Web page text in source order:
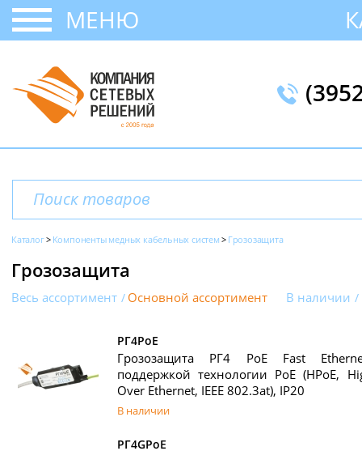
МЕНЮ
Каталог Компоненты медных кабельных систем Грозозащита
Грозозащита
Весь ассортимент Основной ассортимент В наличии
РГ4РоЕ
Грозозащита РГ4 PoE Fast
поддержкой технологии PoE (HPoE,
Over Ethernet, IEEE 802.3at), IP20
В наличии
РГ4GРоЕ